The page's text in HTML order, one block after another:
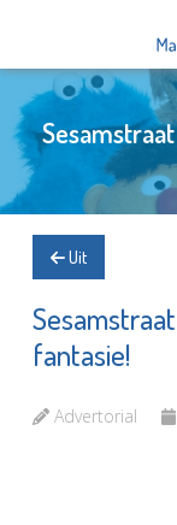
Uit
fantasie!
Advertorial